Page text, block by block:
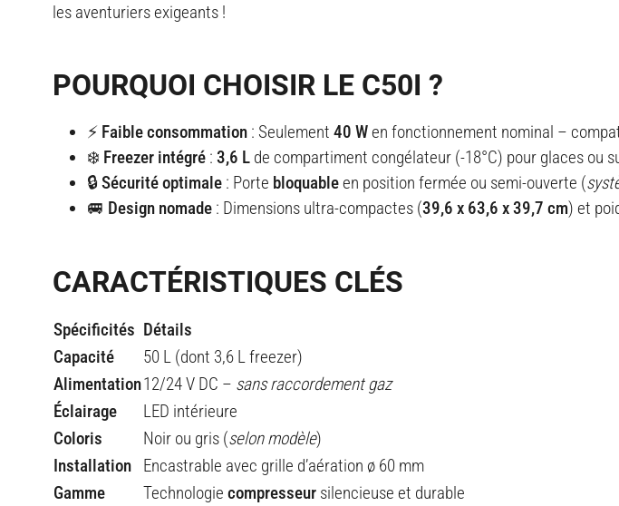
les aventuriers exigeants !
POURQUOI CHOISIR LE C50I ?
⚡ Faible consommation : Seulement 40 W en fonctionnement nominal –
❄️ Freezer intégré : 3,6 L de compartiment congélateur (-18°C) pour glaces ou
🔒 Sécurité optimale : Porte bloquable en position fermée ou semi-ouverte (
🚐 Design nomade : Dimensions ultra-compactes (39,6 x 63,6 x 39,7 cm) et
CARACTÉRISTIQUES CLÉS
Spécificités Détails
Capacité
50 L (dont 3,6 L freezer)
Alimentation12/24 V DC – sans raccordement gaz
Éclairage
LED intérieure
Coloris
Noir ou gris (selon modèle)
Installation
Encastrable avec grille d’aération ø 60 mm
Gamme
Technologie compresseur silencieuse et durable